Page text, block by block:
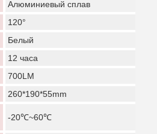
Алюминиевый сплав
120°
Белый
12 часа
700LM
260*190*55mm
-20℃~60℃